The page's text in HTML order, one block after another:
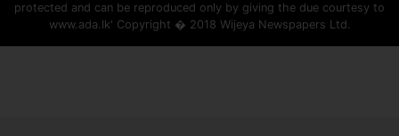
protected and can be reproduced only by giving the due courtesy to
www.ada.lk' Copyright � 2018 Wijeya Newspapers Ltd.